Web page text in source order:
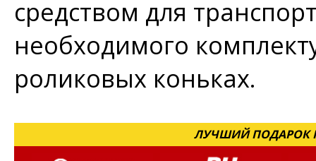
средством для
необходимого
роликовых коньках.
ЛУЧШИЙ ПОДАРОК